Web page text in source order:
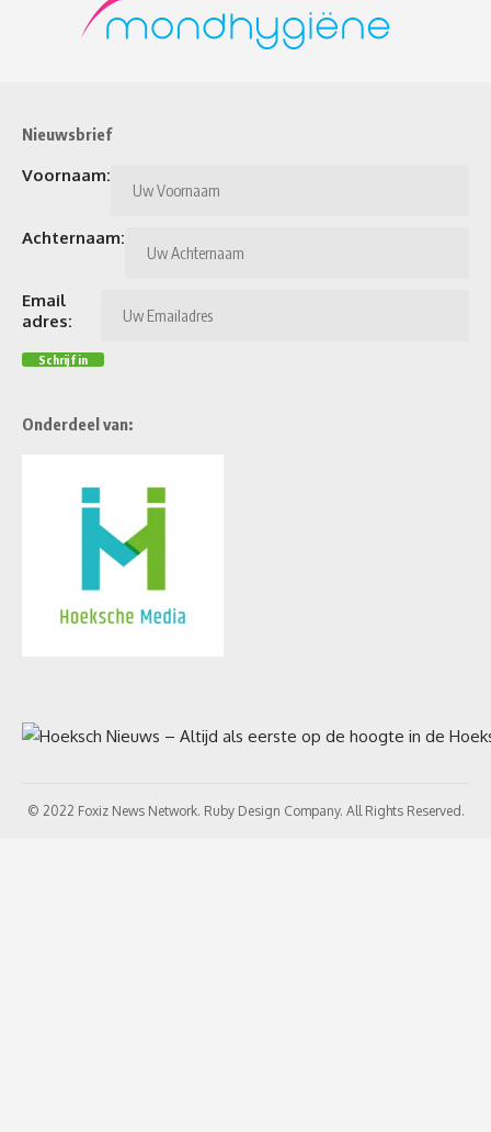
Nieuwsbrief
Voornaam:
Achternaam:
Email
adres:
Onderdeel van:
© 2022 Foxiz News Network. Ruby Design Company. All Rights Reserved.